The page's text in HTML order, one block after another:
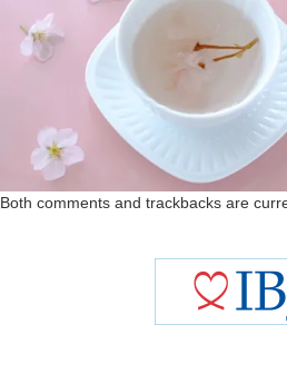
Both comments and trackbacks are